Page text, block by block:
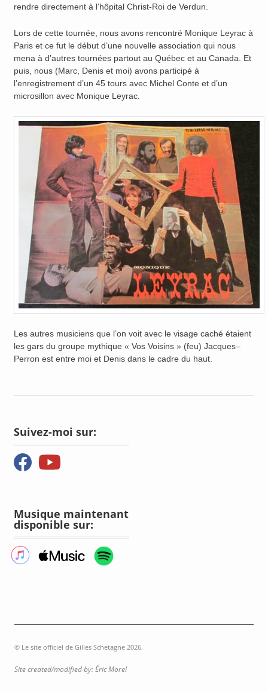
rendre directement à l’hôpital Christ-Roi de Verdun.
Lors de cette tournée, nous avons rencontré Monique Leyrac à
Paris et ce fut le début d’une nouvelle association qui nous
mena à d’autres tournées partout au Québec et au Canada. Et
puis, nous (Marc, Denis et moi) avons participé à
l’enregistrement d’un 45 tours avec Michel Conte et d’un
microsillon avec Monique Leyrac.
Les autres musiciens que l’on voit avec le visage caché étaient
les gars du groupe mythique « Vos Voisins » (feu) Jacques–
Perron est entre moi et Denis dans le cadre du haut.
Suivez-moi sur:
Musique maintenant
disponible sur:
© Le site officiel de Gilles Schetagne 2026.
Site created/modified by: Éric Morel